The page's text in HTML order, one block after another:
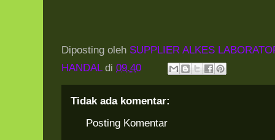
Diposting oleh SUPPLIER ALKES
HANDAL di 09.40
Tidak ada komentar:
Posting Komentar